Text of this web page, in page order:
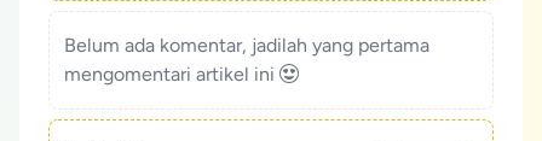
Belum ada komentar, jadilah yang pertama
mengomentari artikel ini